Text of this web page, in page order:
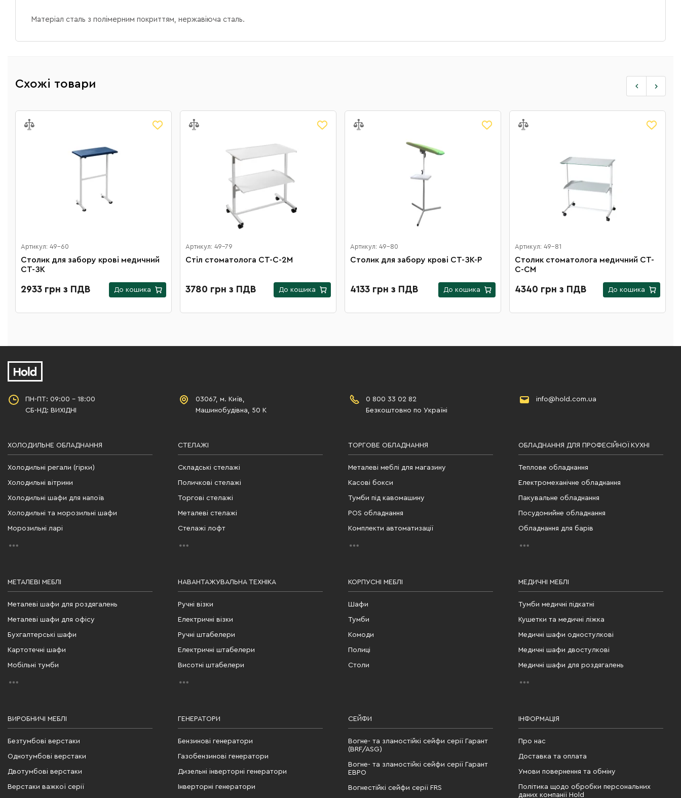
Матеріал сталь з полімерним покриттям, нержавіюча сталь.
Схожі товари
Артикул: 49-60
Столик для забору крові медичний
СТ-ЗК
2933 грн з ПДВ До кошика
Артикул: 49-79
Стіл стоматолога СТ-С-2М
3780 грн з ПДВ До кошика
Артикул: 49-80
Столик для забору крові СТ-ЗК-Р
4133 грн з ПДВ До кошика
Артикул: 49-81
Столик стоматолога медичний СТ-
С-СМ
4340 грн з ПДВ До кошика
ПН-ПТ: 09:00 - 18:00
СБ-НД: ВИХІДНІ
03067, м. Київ,
Машинобудівна, 50 К
0 800 33 02 82
Безкоштовно по Україні
info@hold.com.ua
ХОЛОДИЛЬНЕ ОБЛАДНАННЯ
Холодильні регали (гірки)
Холодильні вітрини
Холодильні шафи для напоїв
Холодильні та морозильні шафи
Морозильні ларі
СТЕЛАЖІ
Складські стелажі
Поличкові стелажі
Торгові стелажі
Металеві стелажі
Стелажі лофт
ТОРГОВЕ ОБЛАДНАННЯ
Металеві меблі для магазину
Касові бокси
Тумби під кавомашину
POS обладнання
Комплекти автоматизації
ОБЛАДНАННЯ ДЛЯ ПРОФЕСІЙНОЇ КУХНІ
Теплове обладнання
Електромеханічне обладнання
Пакувальне обладнання
Посудомийне обладнання
Обладнання для барів
МЕТАЛЕВІ МЕБЛІ
Металеві шафи для роздягалень
Металеві шафи для офісу
Бухгалтерські шафи
Картотечні шафи
Мобільні тумби
НАВАНТАЖУВАЛЬНА ТЕХНІКА
Ручні візки
Електричні візки
Ручні штабелери
Електричні штабелери
Висотні штабелери
КОРПУСНІ МЕБЛІ
Шафи
Тумби
Комоди
Полиці
Столи
МЕДИЧНІ МЕБЛІ
Тумби медичні підкатні
Кушетки та медичні ліжка
Медичні шафи одностулкові
Медичні шафи двостулкові
Медичні шафи для роздягалень
ВИРОБНИЧІ МЕБЛІ
Безтумбові верстаки
Однотумбові верстаки
Двотумбові верстаки
Верстаки важкої серії
ГЕНЕРАТОРИ
Бензинові генератори
Газобензинові генератори
Дизельні інверторні генератори
Інверторні генератори
СЕЙФИ
Вогне- та зламостійкі сейфи серії Гарант
(BRF/ASG)
Вогне- та зламостійкі сейфи серії Гарант
ЕВРО
Вогнестійкі сейфи серії FRS
ІНФОРМАЦІЯ
Про нас
Доставка та оплата
Умови повернення та обміну
Політика щодо обробки персональних
даних компанії Hold